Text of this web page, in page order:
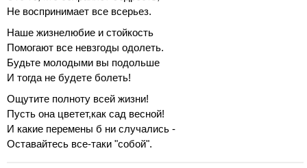
Не воспринимает все всерьез.
Наше жизнелюбие и стойкость
Помогают все невзгоды одолеть.
Будьте молодыми вы подольше
И тогда не будете болеть!
Ощутите полноту всей жизни!
Пусть она цветет,как сад весной!
И какие перемены б ни случались -
Оставайтесь все-таки "собой".